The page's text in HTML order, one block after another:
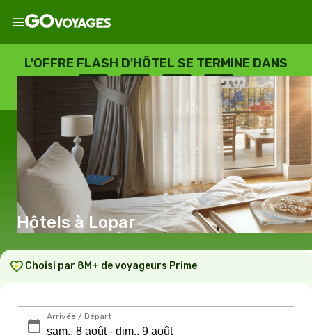
L'OFFRE FLASH D'HÔTEL SE TERMINE DANS
--
JOURS
: --
HEURES
: --
SECONDES
Hôtels à Lopar
Choisi par 8M+ de voyageurs Prime
Arrivée / Départ